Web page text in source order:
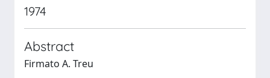
1974
Abstract
Firmato A. Treu